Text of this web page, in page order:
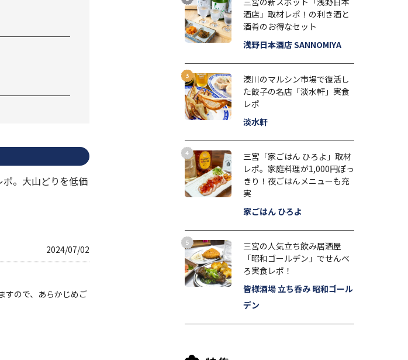
。大山どりを低価
2024/07/02
すので、あらかじめご
酒店」取材レポ！の利き酒と
酒肴のお得なセット
浅野日本酒店 SANNOMIYA
湊川のマルシン市場で復活し
た餃子の名店「淡水軒」実食
レポ
淡水軒
三宮「家ごはん ひろよ」取材
レポ。家庭料理が1,000円ぽっ
きり！夜ごはんメニューも充
実
家ごはん ひろよ
三宮の人気立ち飲み居酒屋
「昭和ゴールデン」でせんべ
ろ実食レポ！
皆様酒場 立ち呑み 昭和ゴール
デン